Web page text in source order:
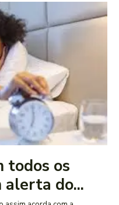
todos os
alerta do...